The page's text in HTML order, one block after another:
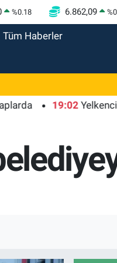
%0.18 6.862,09 %
Tüm Haberler
19:02 Yelkencilerin